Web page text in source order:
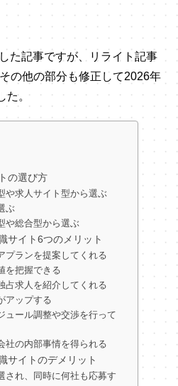
た記事ですが、リライト記事
の他の部分も修正して2026年
た。
の選び方
や求人サイト型から選ぶ
ぶ
や総合型から選ぶ
サイト6つのメリット
プランを提案してくれる
を把握できる
占求人を紹介してくれる
アップする
ュール調整や交渉を行って
社の内部事情を得られる
サイトのデメリット
され、同時に何社も応募す